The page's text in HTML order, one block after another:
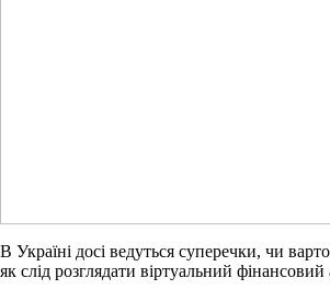
В Україні досі ведуться суперечки, чи
як слід розглядати віртуальний фінансовий